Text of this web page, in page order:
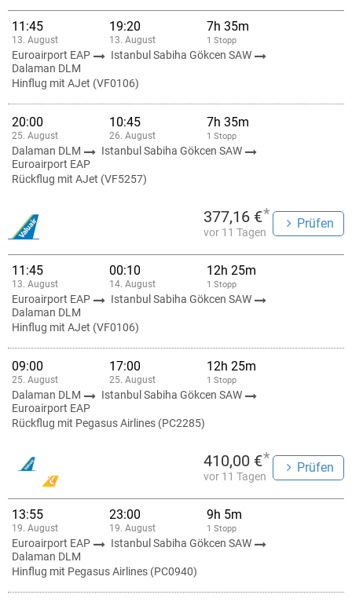
11:45
13. August
19:20
13. August
7h 35m
1 Stopp
Euroairport EAP
Istanbul Sabiha Gökcen SAW
Dalaman DLM
Hinflug mit AJet (VF0106)
20:00
25. August
10:45
26. August
7h 35m
1 Stopp
Dalaman DLM
Istanbul Sabiha Gökcen SAW
Euroairport EAP
Rückflug mit AJet (VF5257)
377,16 €*
vor 11 Tagen
Prüfen
11:45
13. August
00:10
14. August
12h 25m
1 Stopp
Euroairport EAP
Istanbul Sabiha Gökcen SAW
Dalaman DLM
Hinflug mit AJet (VF0106)
09:00
25. August
17:00
25. August
12h 25m
1 Stopp
Dalaman DLM
Istanbul Sabiha Gökcen SAW
Euroairport EAP
Rückflug mit Pegasus Airlines (PC2285)
410,00 €*
vor 11 Tagen
Prüfen
13:55
19. August
23:00
19. August
9h 5m
1 Stopp
Euroairport EAP
Istanbul Sabiha Gökcen SAW
Dalaman DLM
Hinflug mit Pegasus Airlines (PC0940)